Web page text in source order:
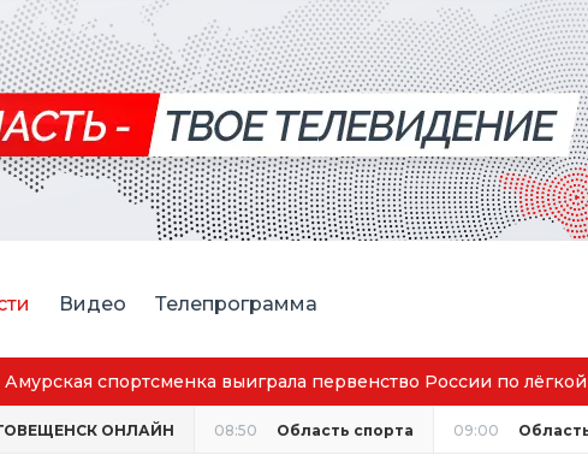
Видео Телепрограмма
ОНЛАЙН 08:50 Область спорта 09:00